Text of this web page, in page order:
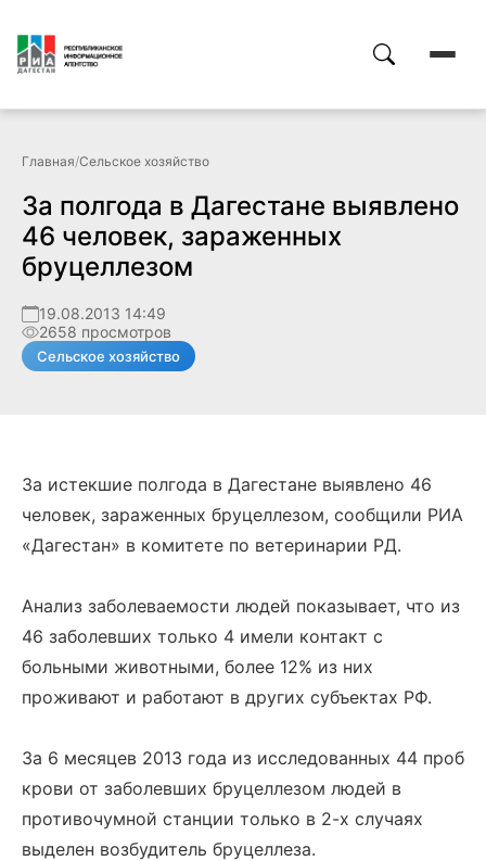
Главная/Сельское хозяйство
За полгода в Дагестане выявлено
46 человек, зараженных
бруцеллезом
19.08.2013 14:49
2658 просмотров
Сельское хозяйство
За истекшие полгода в Дагестане выявлено 46
человек, зараженных бруцеллезом, сообщили РИА
«Дагестан» в комитете по ветеринарии РД.
Анализ заболеваемости людей показывает, что из
46 заболевших только 4 имели контакт с
больными животными, более 12% из них
проживают и работают в других субъектах РФ.
За 6 месяцев 2013 года из исследованных 44 проб
крови от заболевших бруцеллезом людей в
противочумной станции только в 2-х случаях
выделен возбудитель бруцеллеза.